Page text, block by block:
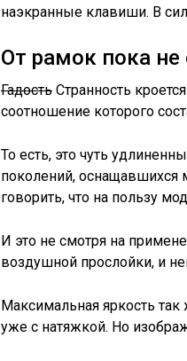
наэкранные клавиши. В
От рамок пока
Гадость Странность
соотношение которого
То есть, это чуть
поколений, оснащавшихся
говорить, что на пользу
И это не смотря на
воздушной прослойки, и
Максимальная яркость так
уже с натяжкой. Но